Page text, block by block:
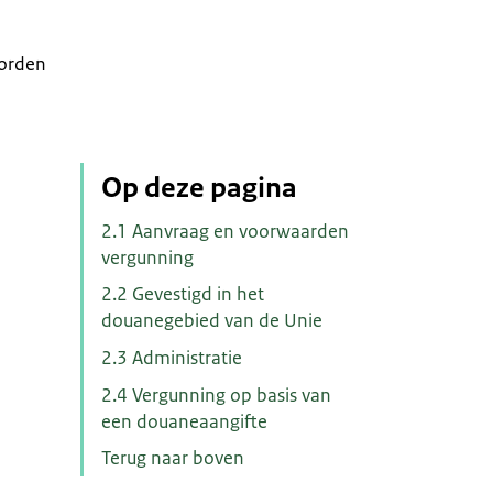
Op deze pagina
2.1 Aanvraag en voorwaarden
vergunning
2.2 Gevestigd in het
douanegebied van de Unie
2.3 Administratie
2.4 Vergunning op basis van
een douaneaangifte
Terug naar boven